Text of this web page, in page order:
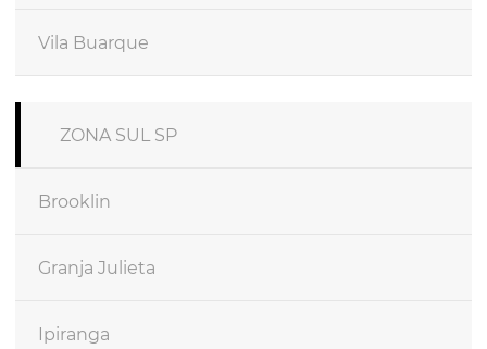
Vila Buarque
ZONA SUL SP
Brooklin
Granja Julieta
Ipiranga